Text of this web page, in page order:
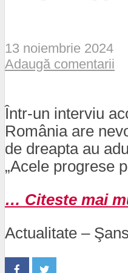
13 noiembrie 2024
Adaugă comentarii
Într-un interviu
România are
de dreapta au
„Acele progrese
… Citeste mai
Actualitate –